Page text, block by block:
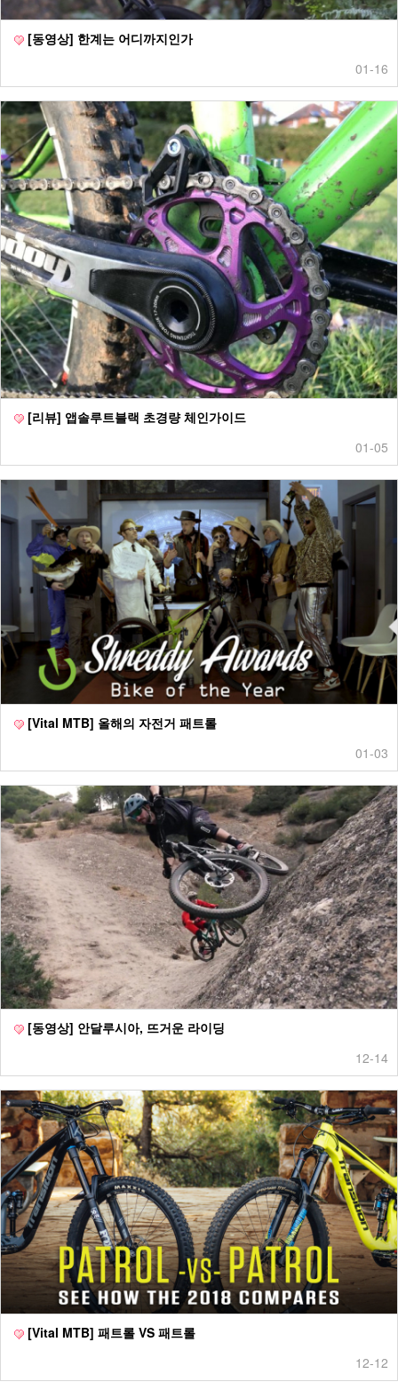
[동영상] 한계는 어디까지인가
01-16
[리뷰] 앱솔루트블랙 초경량 체인가이드
01-05
[Vital MTB] 올해의 자전거 패트롤
01-03
[동영상] 안달루시아, 뜨거운 라이딩
12-14
[Vital MTB] 패트롤 VS 패트롤
12-12